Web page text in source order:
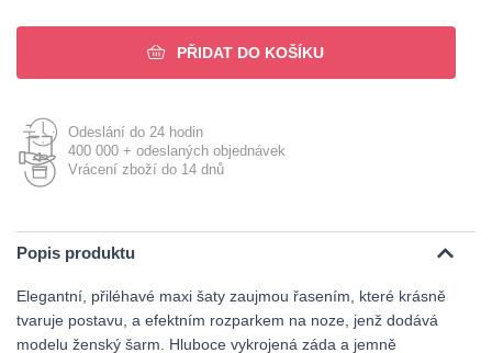
PŘIDAT DO KOŠÍKU
Odeslání do 24 hodin
400 000 + odeslaných objednávek
Vrácení zboží do 14 dnů
Popis produktu
Elegantní, přiléhavé maxi šaty zaujmou řasením, které krásně
tvaruje postavu, a efektním rozparkem na noze, jenž dodává
modelu ženský šarm. Hluboce vykrojená záda a jemně